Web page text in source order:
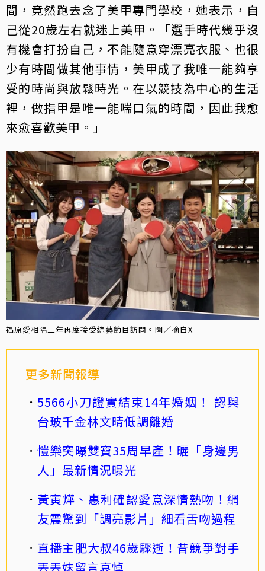
間，竟然跑去念了美甲專門學校，她表示，自
己從20歲左右就迷上美甲。「選手時代幾乎沒
有機會打扮自己，不能隨意穿漂亮衣服、也很
少有時間做其他事情，美甲成了我唯一能夠享
受的時尚與放鬆時光。在以競技為中心的生活
裡，做指甲是唯一能喘口氣的時間，因此我愈
來愈喜歡美甲。」
福原愛相隔三年再度接受綜藝節目訪問。圖／摘自X
更多新聞報導
5566小刀證實結束14年婚姻！ 認與
台玻千金林文晴低調離婚
愷樂突曝雙寶35周早產！曬「身邊男
人」最新情況曝光
黃寅燁、惠利確認愛意深情熱吻！網
友震驚到「調亮影片」細看舌吻過程
直播主肥大叔46歲驟逝！昔競爭對手
丟丟妹留言哀悼